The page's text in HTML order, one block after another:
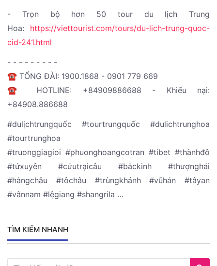
- Trọn bộ hơn 50 tour du lịch Trung
Hoa: https://viettourist.com/tours/du-lich-trung-quoc-
cid-241.html
- - - - - - - - -
☎️ TỔNG ĐÀI: 1900.1868 - 0901 779 669
☎️ HOTLINE: +84909886688 - Khiếu nại:
+84908.886688
#dulịchtrungquốc #tourtrungquốc #dulichtrunghoa
#tourtrunghoa
#truonggiagioi #phuonghoangcotran #tibet #thànhđô
#tứxuyên #cửutrạicâu #bắckinh #thượnghải
#hàngchâu #tôchâu #trùngkhánh #vũhán #tâyan
#vânnam #lệgiang #shangrila …
TÌM KIẾM NHANH